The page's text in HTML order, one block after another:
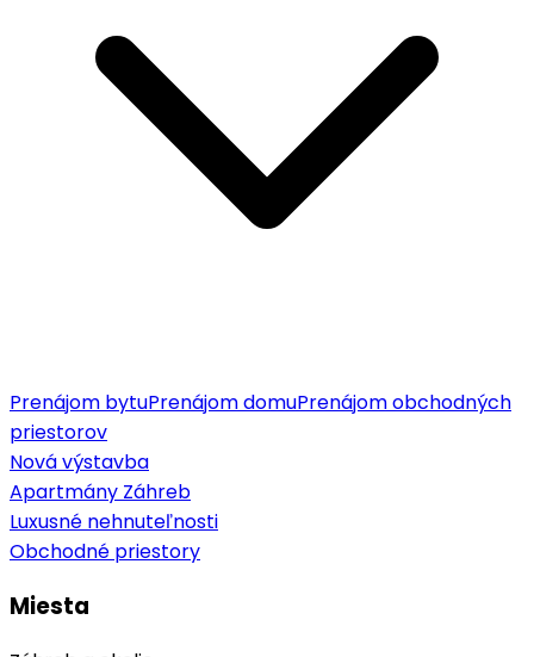
Prenájom bytuPrenájom domuPrenájom obchodných
priestorov
Nová výstavba
Apartmány Záhreb
Luxusné nehnuteľnosti
Obchodné priestory
Miesta